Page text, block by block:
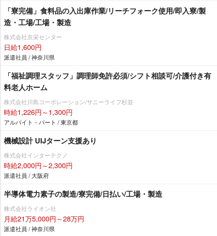
「寮完備」食料品の入出庫作業/リーチフォーク使用/即入寮/製
造・工場/工場・製造
株式会社京栄センター
日給1,600円
派遣社員 / 神奈川県
「福祉調理スタッフ」調理師免許必須/シフト相談可/介護付き有
料老人ホーム
株式会社川島コーポレーション/サニーライフ杉並
時給1,226円～1,300円
アルバイト・パート / 東京都
機械設計 UIJターン支援あり
株式会社インターテクノ
時給2,000円～2,300円
派遣社員 / 大阪府
半導体電力素子の製造/寮完備/日払い/工場・製造
株式会社ライオン社
月給21万5,000円～28万円
派遣社員 / 神奈川県